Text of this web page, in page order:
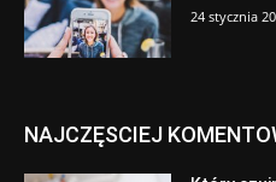
24 stycznia
NAJCZĘSCIEJ